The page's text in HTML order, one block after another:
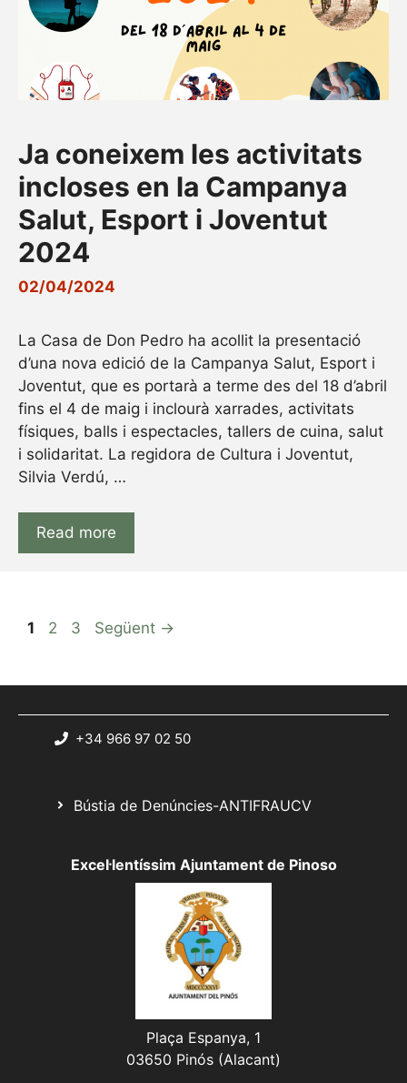
Ja coneixem les activitats
incloses en la Campanya
Salut, Esport i Joventut
2024
02/04/2024
La Casa de Don Pedro ha acollit la presentació
d’una nova edició de la Campanya Salut, Esport i
Joventut, que es portarà a terme des del 18 d’abril
fins el 4 de maig i inclourà xarrades, activitats
físiques, balls i espectacles, tallers de cuina, salut
i solidaritat. La regidora de Cultura i Joventut,
Silvia Verdú, …
Read more
1 2 3 Següent →
+34 966 97 02 50
Bústia de Denúncies-ANTIFRAUCV
Excel·lentíssim Ajuntament de Pinoso
Plaça Espanya, 1
03650 Pinós (Alacant)